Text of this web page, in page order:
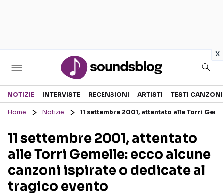
x
Sezioni
RECENSIONI MUSICALI
INTERVISTE
GOSSIP E CURIOSITÀ
TESTI CANZONI
TOUR ED EVENTI
TALENT SHOW
NOTIZIE INTERVISTE RECENSIONI ARTISTI TESTI CANZONI
Home Notizie 11 settembre 2001, attentato alle Torri
11 settembre 2001, attentato
alle Torri Gemelle: ecco alcune
canzoni ispirate o dedicate al
tragico evento